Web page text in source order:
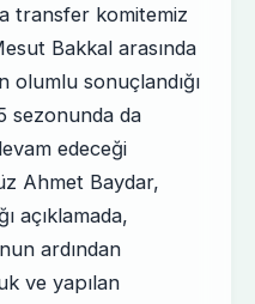
transfer komitemiz
Bakkal arasında
olumlu sonuçlandığı
sezonunda da
edeceği
Ahmet Baydar,
açıklamada,
ardından
ve yapılan